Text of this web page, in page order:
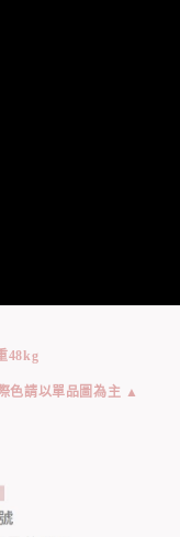
48kg
色請以單品圖為主 ▲